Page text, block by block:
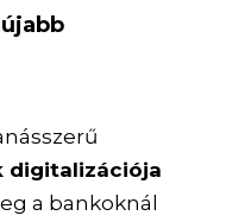
digitalizációja
a bankoknál